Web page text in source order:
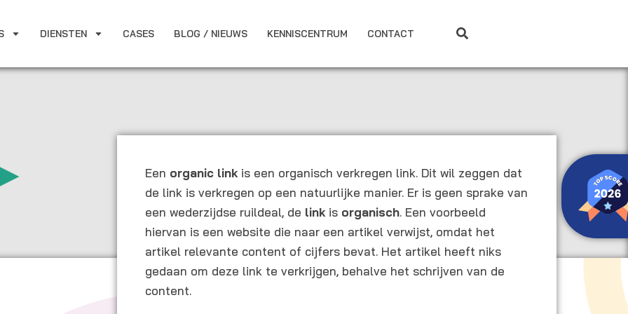
DIENSTEN CASES BLOG / NIEUWS KENNISCENTRUM CONTACT
Een organic link is een organisch verkregen link. Dit wil zeggen dat
de link is verkregen op een natuurlijke manier. Er is geen sprake van
een wederzijdse ruildeal, de link is organisch. Een voorbeeld
hiervan is een website die naar een artikel verwijst, omdat het
artikel relevante content of cijfers bevat. Het artikel heeft niks
gedaan om deze link te verkrijgen, behalve het schrijven van de
content.